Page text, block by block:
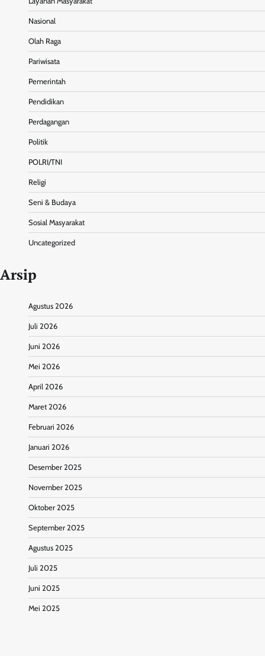
Nasional
Olah Raga
Pariwisata
Pemerintah
Pendidikan
Perdagangan
Politik
POLRI/TNI
Religi
Seni & Budaya
Sosial Masyarakat
Uncategorized
Arsip
Agustus 2026
Juli 2026
Juni 2026
Mei 2026
April 2026
Maret 2026
Februari 2026
Januari 2026
Desember 2025
November 2025
Oktober 2025
September 2025
Agustus 2025
Juli 2025
Juni 2025
Mei 2025